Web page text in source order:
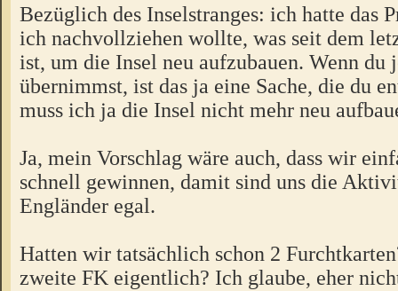
Bezüglich des Inselstranges: ich hatte das
ich nachvollziehen wollte, was seit dem
ist, um die Insel neu aufzubauen. Wenn du
übernimmst, ist das ja eine Sache, die du
muss ich ja die Insel nicht mehr neu
Ja, mein Vorschlag wäre auch, dass wir
schnell gewinnen, damit sind uns die
Engländer egal.
Hatten wir tatsächlich schon 2
zweite FK eigentlich? Ich glaube, eher